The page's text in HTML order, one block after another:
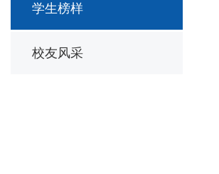
学生榜样
校友风采